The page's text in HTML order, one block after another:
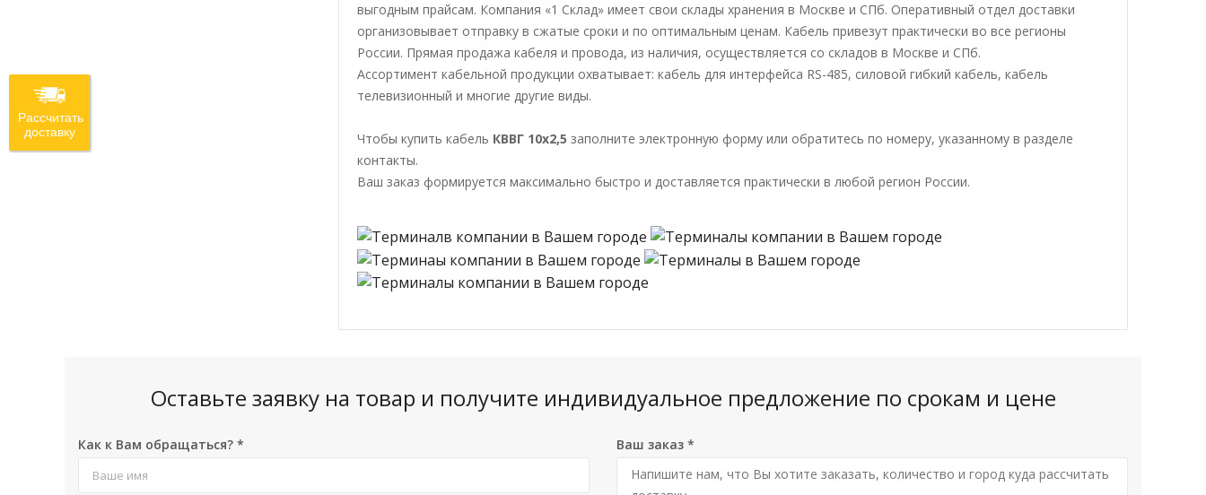
выгодным прайсам. Компания «1 Склад» имеет свои склады хранения в Москве и СПб. Оперативный отдел доставки
организовывает отправку в сжатые сроки и по оптимальным ценам. Кабель привезут практически во все регионы
России. Прямая продажа кабеля и провода, из наличия, осуществляется со складов в Москве и СПб.
Ассортимент кабельной продукции охватывает: кабель для интерфейса RS-485, силовой гибкий кабель, кабель
телевизионный и многие другие виды.
Чтобы купить кабель КВВГ 10х2,5 заполните электронную форму или обратитесь по номеру, указанному в разделе
контакты.
Ваш заказ формируется максимально быстро и доставляется практически в любой регион России.
Оставьте заявку на товар и получите индивидуальное предложение по срокам и цене
Как к Вам обращаться? * Ваш заказ *
Рассчитать
доставку